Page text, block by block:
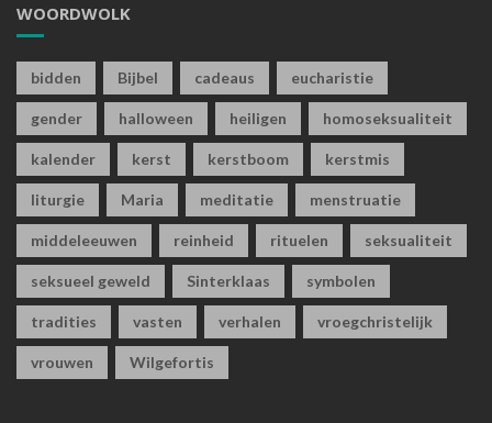
WOORDWOLK
bidden Bijbel cadeaus eucharistie
gender halloween heiligen homoseksualiteit
kalender kerst kerstboom kerstmis
liturgie Maria meditatie menstruatie
middeleeuwen reinheid rituelen seksualiteit
seksueel geweld Sinterklaas symbolen
tradities vasten verhalen vroegchristelijk
vrouwen Wilgefortis